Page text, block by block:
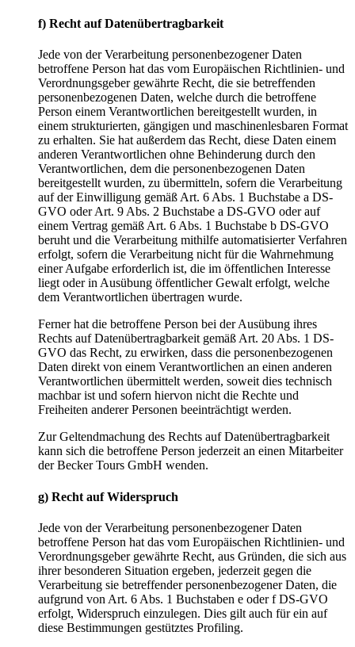
f) Recht auf Datenübertragbarkeit
Jede von der Verarbeitung personenbezogener Daten
betroffene Person hat das vom Europäischen Richtlinien- und
Verordnungsgeber gewährte Recht, die sie betreffenden
personenbezogenen Daten, welche durch die betroffene
Person einem Verantwortlichen bereitgestellt wurden, in
einem strukturierten, gängigen und maschinenlesbaren Format
zu erhalten. Sie hat außerdem das Recht, diese Daten einem
anderen Verantwortlichen ohne Behinderung durch den
Verantwortlichen, dem die personenbezogenen Daten
bereitgestellt wurden, zu übermitteln, sofern die Verarbeitung
auf der Einwilligung gemäß Art. 6 Abs. 1 Buchstabe a DS-
GVO oder Art. 9 Abs. 2 Buchstabe a DS-GVO oder auf
einem Vertrag gemäß Art. 6 Abs. 1 Buchstabe b DS-GVO
beruht und die Verarbeitung mithilfe automatisierter Verfahren
erfolgt, sofern die Verarbeitung nicht für die Wahrnehmung
einer Aufgabe erforderlich ist, die im öffentlichen Interesse
liegt oder in Ausübung öffentlicher Gewalt erfolgt, welche
dem Verantwortlichen übertragen wurde.
Ferner hat die betroffene Person bei der Ausübung ihres
Rechts auf Datenübertragbarkeit gemäß Art. 20 Abs. 1 DS-
GVO das Recht, zu erwirken, dass die personenbezogenen
Daten direkt von einem Verantwortlichen an einen anderen
Verantwortlichen übermittelt werden, soweit dies technisch
machbar ist und sofern hiervon nicht die Rechte und
Freiheiten anderer Personen beeinträchtigt werden.
Zur Geltendmachung des Rechts auf Datenübertragbarkeit
kann sich die betroffene Person jederzeit an einen Mitarbeiter
der Becker Tours GmbH wenden.
g) Recht auf Widerspruch
Jede von der Verarbeitung personenbezogener Daten
betroffene Person hat das vom Europäischen Richtlinien- und
Verordnungsgeber gewährte Recht, aus Gründen, die sich aus
ihrer besonderen Situation ergeben, jederzeit gegen die
Verarbeitung sie betreffender personenbezogener Daten, die
aufgrund von Art. 6 Abs. 1 Buchstaben e oder f DS-GVO
erfolgt, Widerspruch einzulegen. Dies gilt auch für ein auf
diese Bestimmungen gestütztes Profiling.